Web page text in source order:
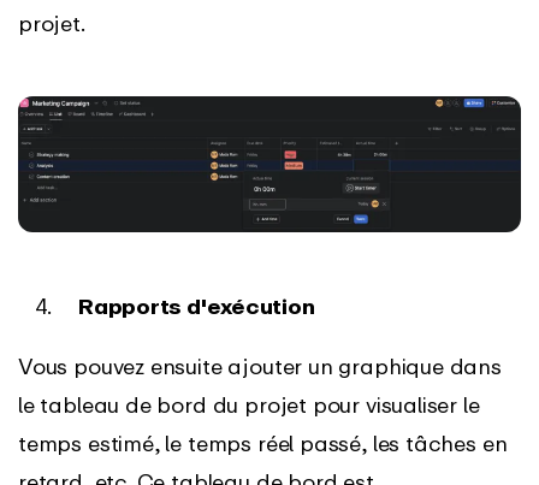
projet.
Rapports d'exécution
Vous pouvez ensuite ajouter un graphique dans
le tableau de bord du projet pour visualiser le
temps estimé, le temps réel passé, les tâches en